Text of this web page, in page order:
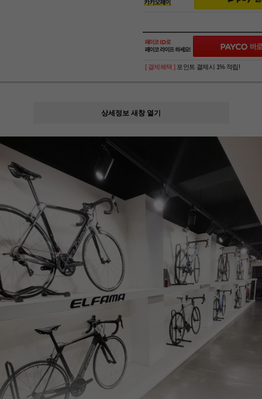
페이코 ID로
[ 결제혜택 ] 포인트 결제시 1% 적립!
상세정보 새창 열기